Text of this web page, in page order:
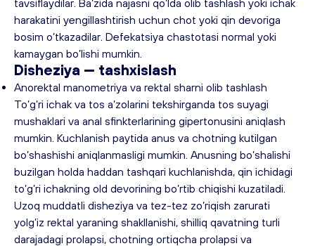
tavsiflaydilar. Ba’zida najasni qo’lda olib tashlash yoki ichak
harakatini yengillashtirish uchun chot yoki qin devoriga
bosim o’tkazadilar. Defekatsiya chastotasi normal yoki
kamaygan bo’lishi mumkin.
Disheziya — tashxislash
Anorektal manometriya va rektal sharni olib tashlash
To’g’ri ichak va tos a’zolarini tekshirganda tos suyagi
mushaklari va anal sfinkterlarining gipertonusini aniqlash
mumkin. Kuchlanish paytida anus va chotning kutilgan
bo’shashishi aniqlanmasligi mumkin. Anusning bo’shalishi
buzilgan holda haddan tashqari kuchlanishda, qin ichidagi
to’g’ri ichakning old devorining bo’rtib chiqishi kuzatiladi.
Uzoq muddatli disheziya va tez-tez zo’riqish zarurati
yolg’iz rektal yaraning shakllanishi, shilliq qavatning turli
darajadagi prolapsi, chotning ortiqcha prolapsi va